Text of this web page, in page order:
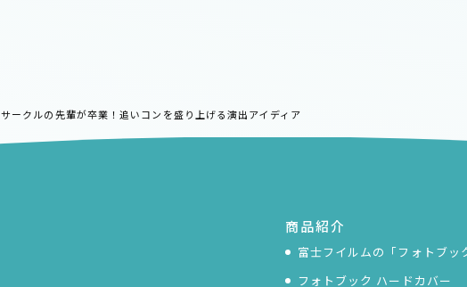
サークルの先輩が卒業！追いコンを盛り上げる演出アイディア
商品紹介
富士フイルムの「フォトブッ
フォトブック ハードカバー